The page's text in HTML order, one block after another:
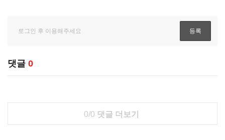
댓글 0
0/0 댓글 더보기